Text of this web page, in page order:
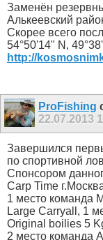
Заменён
Алькеевский
Скорее всего
54°50'14" N,
http://
ProFishing
22.07.2013
Завершился
по спортивной
Спонсором
Carp Time
1 место команда
Large Carryall, 1
Original boilies 5
2 место команда